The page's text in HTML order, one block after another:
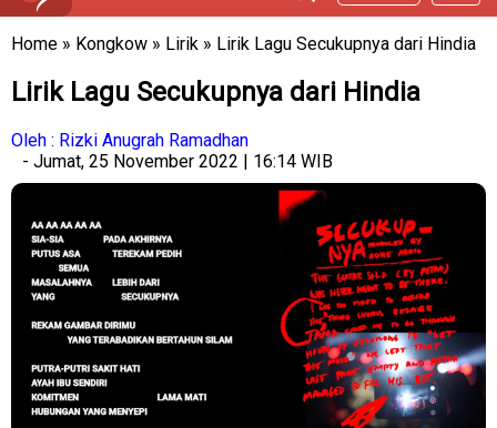
Home » Kongkow » Lirik » Lirik Lagu Secukupnya dari Hindia
Lirik Lagu Secukupnya dari Hindia
Oleh : Rizki Anugrah Ramadhan
- Jumat, 25 November 2022 | 16:14 WIB